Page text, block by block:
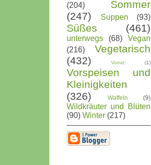
(204)
Sommer
(247)
Suppen (93)
Süßes (461)
unterwegs (68)
Vegan
(216)
Vegetarisch
(432)
Vorrat; (1)
Vorspeisen und
Kleinigkeiten
(326)
Waffeln (9)
Wildkräuter und Blüten
(90) Winter (217)